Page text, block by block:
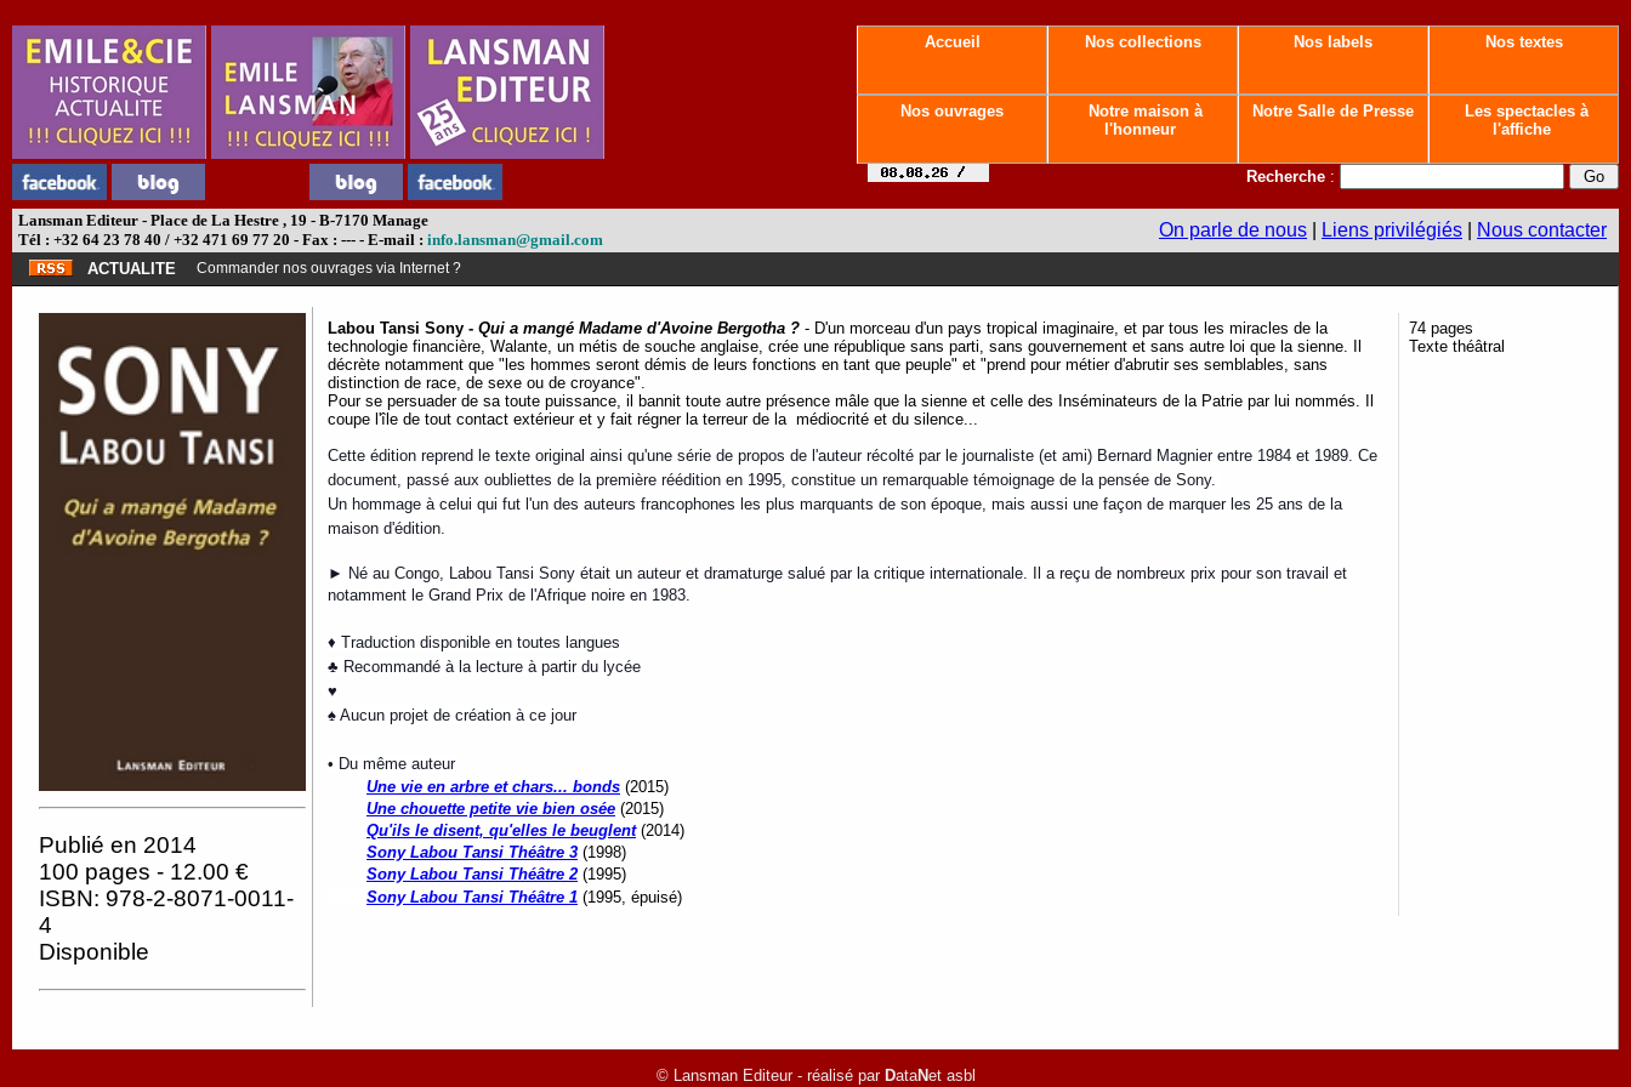
Accueil Nos collections Nos labels Nos textes
Nos ouvrages
Notre maison à
l'honneur
Notre Salle de Presse
Les spectacles à
l'affiche
Recherche :
Lansman Editeur - Place de La Hestre , 19 - B-7170 Manage
Tél : +32 64 23 78 40 / +32 471 69 77 20 - Fax : --- - E-mail : info.lansman@gmail.com On parle de nous Liens privilégiés Nous contacter
ACTUALITE Commander nos ouvrages via Internet ?
Publié en 2014
100 pages - 12.00 €
ISBN: 978-2-8071-0011-
4
Disponible
Labou Tansi Sony - Qui a mangé Madame d'Avoine Bergotha ? - D'un morceau d'un pays tropical imaginaire, et par tous les miracles de la
technologie financière, Walante, un métis de souche anglaise, crée une république sans parti, sans gouvernement et sans autre loi que la sienne. Il
décrète notamment que "les hommes seront démis de leurs fonctions en tant que peuple" et "prend pour métier d'abrutir ses semblables, sans
distinction de race, de sexe ou de croyance".
Pour se persuader de sa toute puissance, il bannit toute autre présence mâle que la sienne et celle des Inséminateurs de la Patrie par lui nommés. Il
coupe l'île de tout contact extérieur et y fait régner la terreur de la médiocrité et du silence...
Cette édition reprend le texte original ainsi qu'une série de propos de l'auteur récolté par le journaliste (et ami) Bernard Magnier entre 1984 et 1989. Ce
document, passé aux oubliettes de la première réédition en 1995, constitue un remarquable témoignage de la pensée de Sony.
Un hommage à celui qui fut l'un des auteurs francophones les plus marquants de son époque, mais aussi une façon de marquer les 25 ans de la
maison d'édition.
► Né au Congo, Labou Tansi Sony était un auteur et dramaturge salué par la critique internationale. Il a reçu de nombreux prix pour son travail et
notamment le Grand Prix de l'Afrique noire en 1983.
♦ Traduction disponible en toutes langues
♣ Recommandé à la lecture à partir du lycée
♥
♠ Aucun projet de création à ce jour
• Du même auteur
Une vie en arbre et chars... bonds (2015)
Une chouette petite vie bien osée (2015)
Qu'ils le disent, qu'elles le beuglent(2014)
Sony Labou Tansi Théâtre 3 (1998)
Sony Labou Tansi Théâtre 2 (1995)
Sony Labou Tansi Théâtre 1 (1995, épuisé)
74 pages
Texte théâtral
© Lansman Editeur - réalisé par DataNet asbl